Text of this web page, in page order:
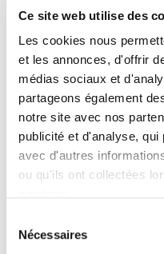
Ce site web utilise des
Les cookies nous
et les annonces, d'offrir
médias sociaux et
partageons également
notre site avec nos
publicité et d'analyse,
avec d'autres
ou qu'ils ont collectées
Nécessaires
Projektteam
Careum Hochschule
Hegedüs, Alwin Abegg,
Viola Lorenz(bis März
Arbeitsgemeinschaft
Thomas von Stokar
Laufzeit